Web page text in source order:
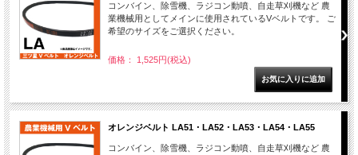
コンバイン、除雪機、ラジコン動噴、自走草刈機など 農
業機械用としてメインに使用されているVベルトです。 ご
希望のサイズをご選択ください。
価格： 1,525円(税込)
オレンジベルト LA51・LA52・LA53・LA54・LA55
コンバイン、除雪機、ラジコン動噴、自走草刈機など 農